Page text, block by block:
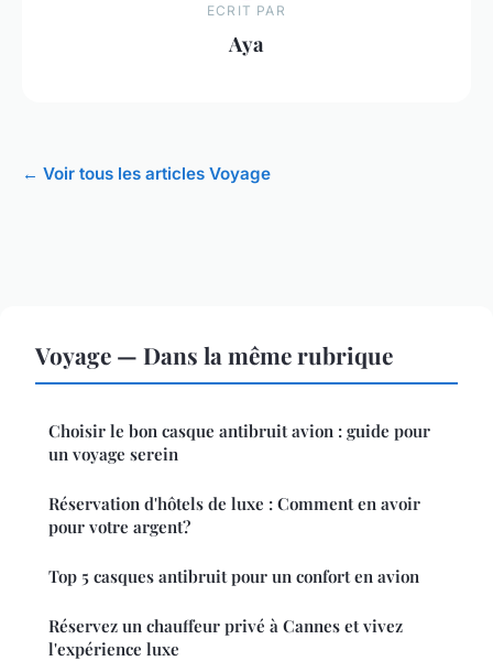
ECRIT PAR
Aya
← Voir tous les articles Voyage
Voyage — Dans la même rubrique
Choisir le bon casque antibruit avion : guide pour
un voyage serein
Réservation d'hôtels de luxe : Comment en avoir
pour votre argent?
Top 5 casques antibruit pour un confort en avion
Réservez un chauffeur privé à Cannes et vivez
l'expérience luxe